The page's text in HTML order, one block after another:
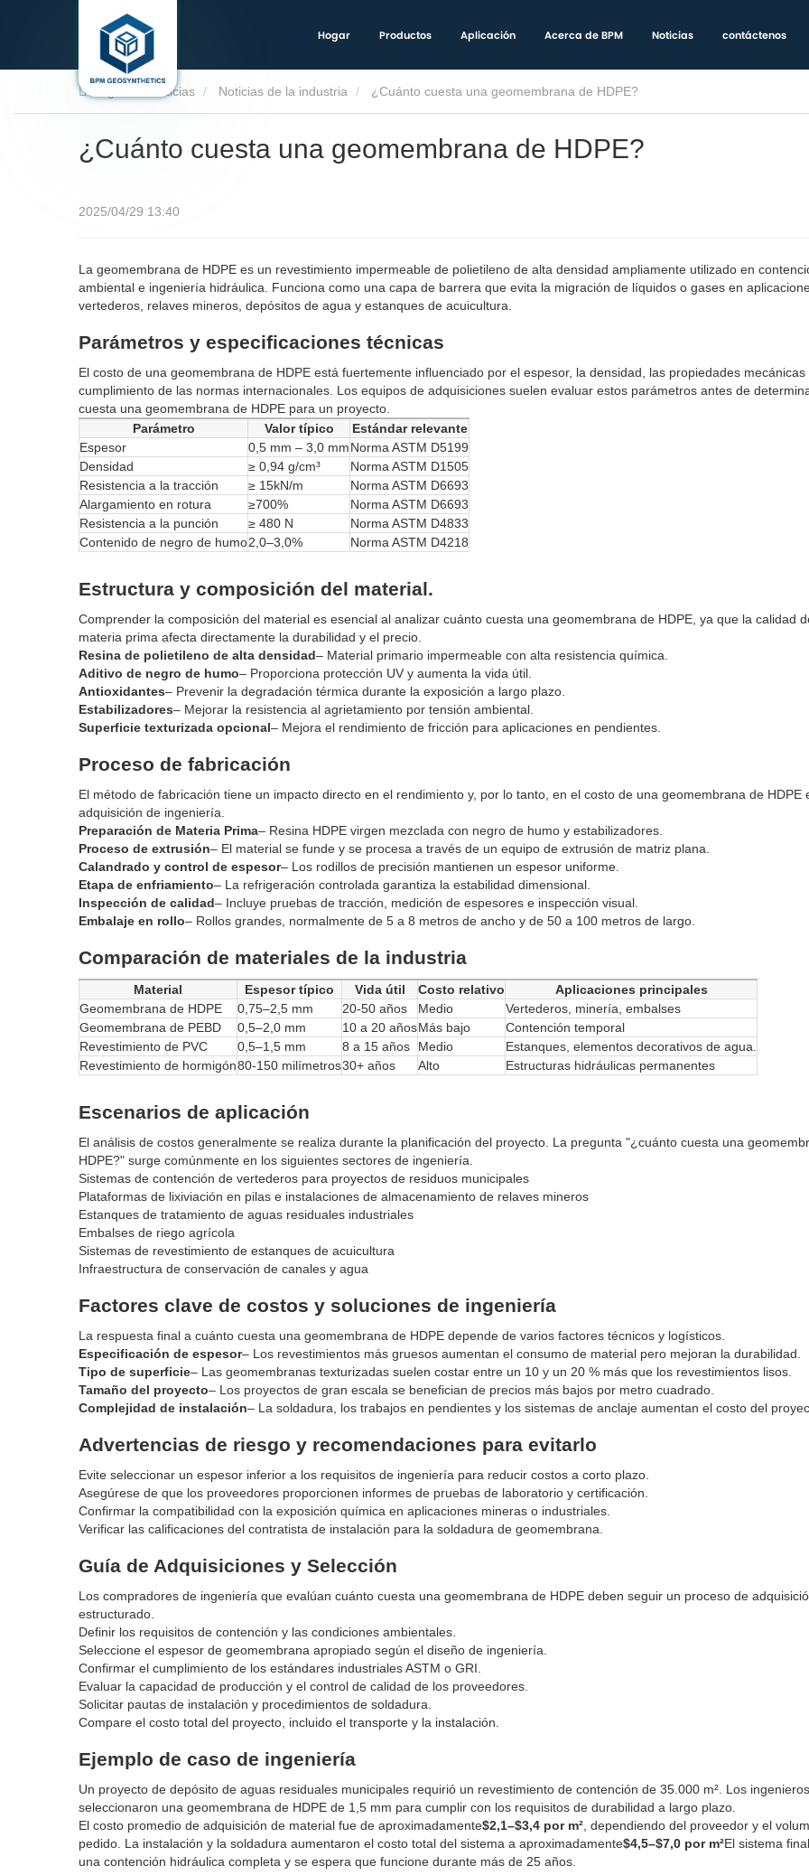
Hogar Productos Aplicación Acerca de BPM Noticias contáctenos
Noticias Noticias de la industria ¿Cuánto cuesta una geomembrana de HDPE?
¿Cuánto cuesta una geomembrana de HDPE?
2025/04/29 13:40
La geomembrana de HDPE es un revestimiento impermeable de polietileno de alta densidad ampliamente utilizado en
ambiental e ingeniería hidráulica. Funciona como una capa de barrera que evita la migración de líquidos o gases en
vertederos, relaves mineros, depósitos de agua y estanques de acuicultura.
Parámetros y especificaciones técnicas
El costo de una geomembrana de HDPE está fuertemente influenciado por el espesor, la densidad, las propiedades mecánicas
cumplimiento de las normas internacionales. Los equipos de adquisiciones suelen evaluar estos parámetros antes de
cuesta una geomembrana de HDPE para un proyecto.
Parámetro
Valor típico
Estándar relevante
Espesor
0,5 mm – 3,0 mmNorma ASTM D5199
Densidad
≥ 0,94 g/cm³
Norma ASTM D1505
Resistencia a la tracción
≥ 15kN/m
Norma ASTM D6693
Alargamiento en rotura
≥700%
Norma ASTM D6693
Resistencia a la punción
≥ 480 N
Norma ASTM D4833
Contenido de negro de humo2,0–3,0% Norma ASTM D4218
Estructura y composición del material.
Comprender la composición del material es esencial al analizar cuánto cuesta una geomembrana de HDPE, ya que la calidad
materia prima afecta directamente la durabilidad y el precio.
Resina de polietileno de alta densidad– Material primario impermeable con alta resistencia química.
Aditivo de negro de humo– Proporciona protección UV y aumenta la vida útil.
Antioxidantes– Prevenir la degradación térmica durante la exposición a largo plazo.
Estabilizadores– Mejorar la resistencia al agrietamiento por tensión ambiental.
Superficie texturizada opcional– Mejora el rendimiento de fricción para aplicaciones en pendientes.
Proceso de fabricación
El método de fabricación tiene un impacto directo en el rendimiento y, por lo tanto, en el costo de una geomembrana de HDPE
adquisición de ingeniería.
Preparación de Materia Prima– Resina HDPE virgen mezclada con negro de humo y estabilizadores.
Proceso de extrusión– El material se funde y se procesa a través de un equipo de extrusión de matriz plana.
Calandrado y control de espesor– Los rodillos de precisión mantienen un espesor uniforme.
Etapa de enfriamiento– La refrigeración controlada garantiza la estabilidad dimensional.
Inspección de calidad– Incluye pruebas de tracción, medición de espesores e inspección visual.
Embalaje en rollo– Rollos grandes, normalmente de 5 a 8 metros de ancho y de 50 a 100 metros de largo.
Comparación de materiales de la industria
Material Espesor típico Vida útil Costo relativo
Aplicaciones principales
Geomembrana de HDPE
0,75–2,5 mm 20-50 años Medio
Vertederos, minería, embalses
Geomembrana de PEBD
0,5–2,0 mm 10 a 20 añosMás bajo
Contención temporal
Revestimiento de PVC
0,5–1,5 mm 8 a 15 años Medio
Estanques, elementos decorativos de agua.
Revestimiento de hormigón80-150 milímetros30+ años Alto Estructuras hidráulicas permanentes
Escenarios de aplicación
El análisis de costos generalmente se realiza durante la planificación del proyecto. La pregunta "¿cuánto cuesta una
HDPE?" surge comúnmente en los siguientes sectores de ingeniería.
Sistemas de contención de vertederos para proyectos de residuos municipales
Plataformas de lixiviación en pilas e instalaciones de almacenamiento de relaves mineros
Estanques de tratamiento de aguas residuales industriales
Embalses de riego agrícola
Sistemas de revestimiento de estanques de acuicultura
Infraestructura de conservación de canales y agua
Factores clave de costos y soluciones de ingeniería
La respuesta final a cuánto cuesta una geomembrana de HDPE depende de varios factores técnicos y logísticos.
Especificación de espesor– Los revestimientos más gruesos aumentan el consumo de material pero mejoran la durabilidad.
Tipo de superficie– Las geomembranas texturizadas suelen costar entre un 10 y un 20 % más que los revestimientos lisos.
Tamaño del proyecto– Los proyectos de gran escala se benefician de precios más bajos por metro cuadrado.
Complejidad de instalación– La soldadura, los trabajos en pendientes y los sistemas de anclaje aumentan el costo del
Advertencias de riesgo y recomendaciones para evitarlo
Evite seleccionar un espesor inferior a los requisitos de ingeniería para reducir costos a corto plazo.
Asegúrese de que los proveedores proporcionen informes de pruebas de laboratorio y certificación.
Confirmar la compatibilidad con la exposición química en aplicaciones mineras o industriales.
Verificar las calificaciones del contratista de instalación para la soldadura de geomembrana.
Guía de Adquisiciones y Selección
Los compradores de ingeniería que evalúan cuánto cuesta una geomembrana de HDPE deben seguir un proceso de
estructurado.
Definir los requisitos de contención y las condiciones ambientales.
Seleccione el espesor de geomembrana apropiado según el diseño de ingeniería.
Confirmar el cumplimiento de los estándares industriales ASTM o GRI.
Evaluar la capacidad de producción y el control de calidad de los proveedores.
Solicitar pautas de instalación y procedimientos de soldadura.
Compare el costo total del proyecto, incluido el transporte y la instalación.
Ejemplo de caso de ingeniería
Un proyecto de depósito de aguas residuales municipales requirió un revestimiento de contención de 35.000 m². Los ingenieros
seleccionaron una geomembrana de HDPE de 1,5 mm para cumplir con los requisitos de durabilidad a largo plazo.
El costo promedio de adquisición de material fue de aproximadamente$2,1–$3,4 por m² , dependiendo del proveedor y el
pedido. La instalación y la soldadura aumentaron el costo total del sistema a aproximadamente$4,5–$7,0 por m²El sistema
una contención hidráulica completa y se espera que funcione durante más de 25 años.